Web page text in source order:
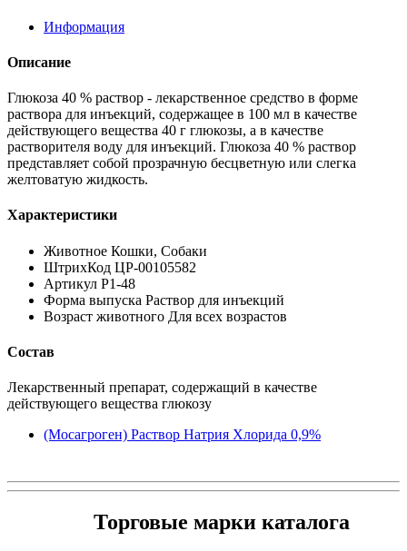
Информация
Описание
Глюкоза 40 % раствор - лекарственное средство в форме
раствора для инъекций, содержащее в 100 мл в качестве
действующего вещества 40 г глюкозы, а в качестве
растворителя воду для инъекций. Глюкоза 40 % раствор
представляет собой прозрачную бесцветную или слегка
желтоватую жидкость.
Характеристики
Животное Кошки, Собаки
ШтрихКод ЦР-00105582
Артикул Р1-48
Форма выпуска Раствор для инъекций
Возраст животного Для всех возрастов
Состав
Лекарственный препарат, содержащий в качестве
действующего вещества глюкозу
(Мосагроген) Раствор Натрия Хлорида 0,9%
Торговые марки каталога